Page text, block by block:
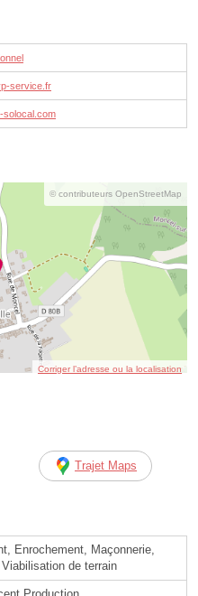
service.fr
solocal.com
© contributeurs OpenStreetMap
Corriger l’adresse ou la localisation
Trajet Maps
Enrochement, Maçonnerie,
de terrain